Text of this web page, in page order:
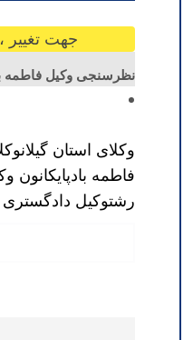
جهت تغییر
نظرسنجی وکیل فاطمه
وکلای استان گیلان
فاطمه بادپایکانون
رشتوکیل دادگستری